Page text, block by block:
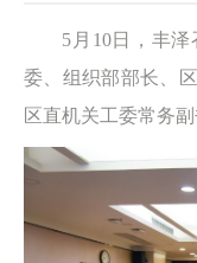
5月10日，丰
委、组织部部长、
区直机关工委常务